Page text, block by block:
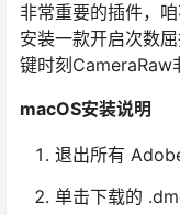
非常重要的插件，
安装一款开启次数
键时刻CameraRaw
macOS安装说明
退出所有
单击下载的